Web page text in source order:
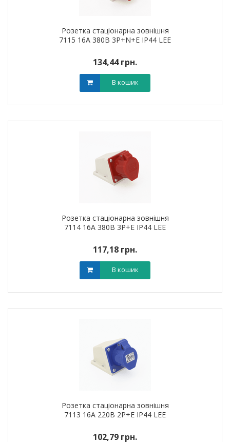
Розетка стаціонарна зовнішня
7115 16А 380В 3Р+N+Е IP44 LEE
134,44 грн.
В кошик
Розетка стаціонарна зовнішня
7114 16А 380В 3Р+Е IP44 LEE
117,18 грн.
В кошик
Розетка стаціонарна зовнішня
7113 16А 220В 2Р+Е IP44 LEE
102,79 грн.